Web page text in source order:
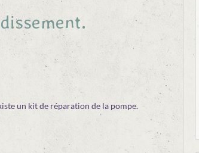
un kit de réparation de la pompe.